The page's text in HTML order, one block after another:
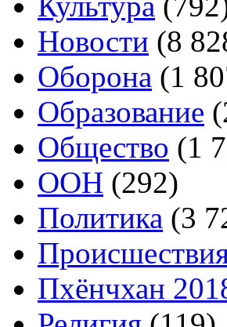
Новости (8
Оборона (1
Образование
Общество (1
ООН (292)
Политика (3
Пхёнчхан